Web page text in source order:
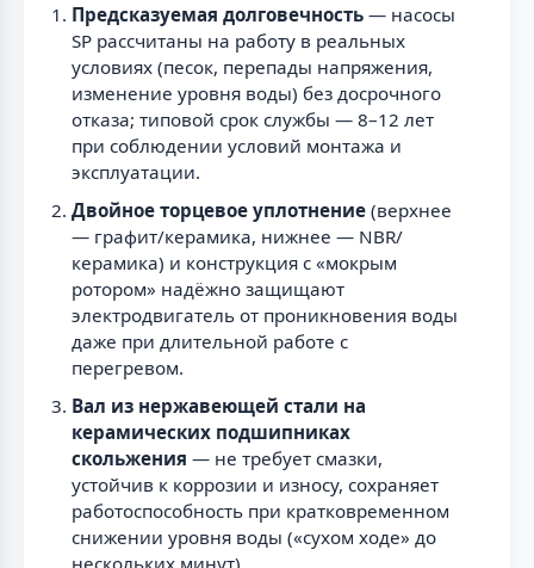
Предсказуемая долговечность — насосы
SP рассчитаны на работу в реальных
условиях (песок, перепады напряжения,
изменение уровня воды) без досрочного
отказа; типовой срок службы — 8–12 лет
при соблюдении условий монтажа и
эксплуатации.
Двойное торцевое уплотнение (верхнее
— графит/керамика, нижнее — NBR/
керамика) и конструкция с «мокрым
ротором» надёжно защищают
электродвигатель от проникновения воды
даже при длительной работе с
перегревом.
Вал из нержавеющей стали на
керамических подшипниках
скольжения — не требует смазки,
устойчив к коррозии и износу, сохраняет
работоспособность при кратковременном
снижении уровня воды («сухом ходе» до
нескольких минут).